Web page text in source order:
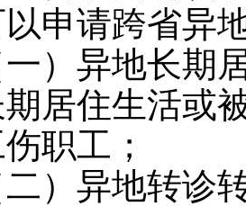
申请跨省异
异地长期居
居住生活或
职工；
异地转诊转